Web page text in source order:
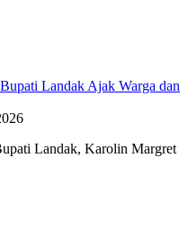
Landak Ajak Warga dan
Landak, Karolin Margret